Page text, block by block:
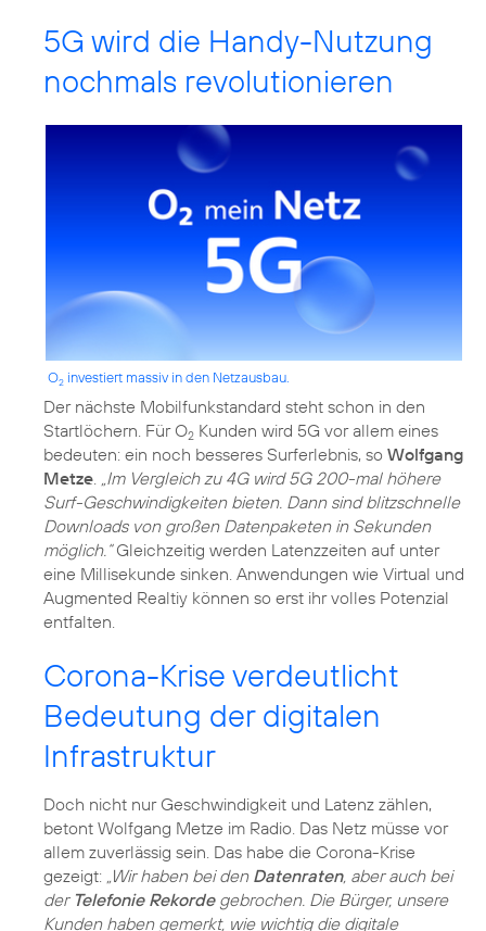
5G wird die Handy-Nutzung
nochmals revolutionieren
O2 investiert massiv in den Netzausbau.
Der nächste Mobilfunkstandard steht schon in den
Startlöchern. Für O2 Kunden wird 5G vor allem eines
bedeuten: ein noch besseres Surferlebnis, so Wolfgang
Metze
„Im Vergleich zu 4G wird 5G 200-mal höhere
Surf-Geschwindigkeiten bieten. Dann sind blitzschnelle
Downloads von großen Datenpaketen in Sekunden
möglich.“Gleichzeitig werden Latenzzeiten auf unter
eine Millisekunde sinken. Anwendungen wie Virtual und
Augmented Realtiy können so erst ihr volles Potenzial
entfalten.
Corona-Krise verdeutlicht
Bedeutung der digitalen
Infrastruktur
Doch nicht nur Geschwindigkeit und Latenz zählen,
betont Wolfgang Metze im Radio. Das Netz müsse vor
allem zuverlässig sein. Das habe die Corona-Krise
gezeigt: „Wir haben bei den Datenraten, aber auch bei
der Telefonie Rekordegebrochen. Die Bürger, unsere
Kunden haben gemerkt, wie wichtig die digitale